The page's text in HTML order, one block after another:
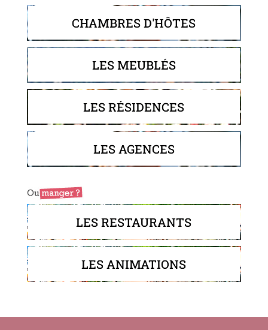
CHAMBRES D'HÔTES
LES MEUBLÉS
LES RÉSIDENCES
LES AGENCES
LES RESTAURANTS
LES ANIMATIONS